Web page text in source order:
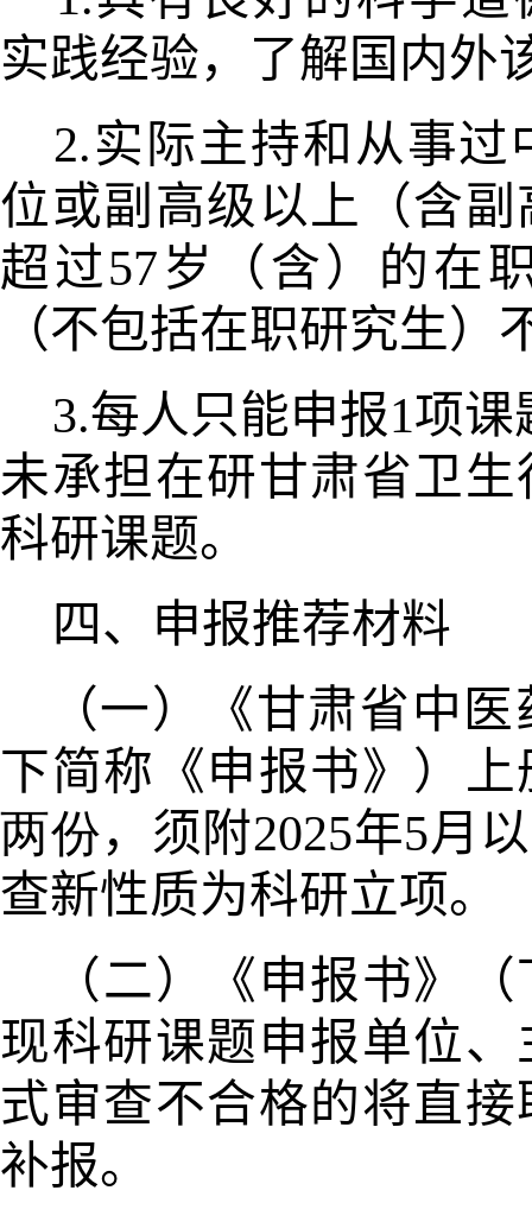
实践经验，了解国内外
2.实际主持和从事
位或副高级以上（含
超过57岁（含）的在
（不包括在职研究生）
3.每人只能申报1项
未承担在研甘肃省卫
科研课题。
四、申报推荐材料
（一）《甘肃省中
下简称 《申报书》）
两份，须附2025年5月
查新性质为科研立项。
（二）《申报书》
现科研课题申报单位
式审查不合格的将直接
补报。